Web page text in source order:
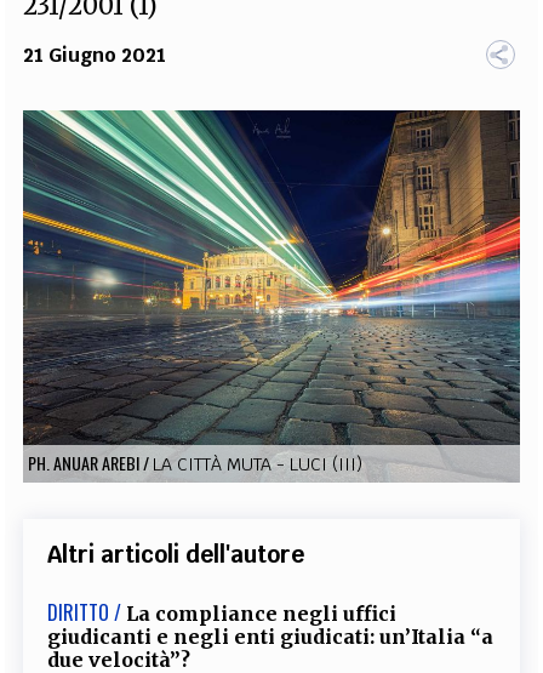
TEAM
FILODIRITTO REDAZIONE COMITATO SCIENTIFICO AUTORI CURATORI
FOTOGRAFI PARTNER COLLABORA CON NOI
EXTRA
CODICI RUBRICHE LIBRI PROCEEDINGS PUBBLICITÀ CONTATTI
SOCIAL MEDIA
21 Giugno 2021
PH. ANUAR AREBI/ LA CITTÀ MUTA - LUCI (III)
Altri articoli dell'autore
DIRITTO / La compliance negli uffici
giudicanti e negli enti giudicati: un’Italia “a
due velocità”?